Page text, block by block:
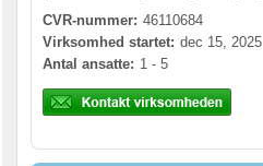
CVR-nummer: 46110684
Virksomhed startet: dec 15, 2025
Antal ansatte: 1 - 5